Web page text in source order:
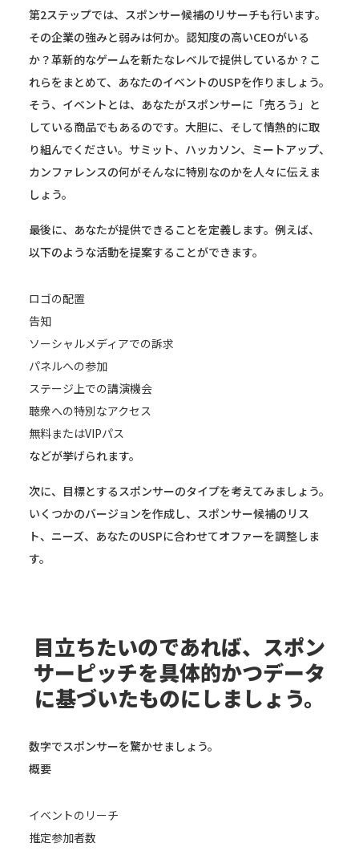
第2ステップでは、スポンサー候補のリサーチも行います。
その企業の強みと弱みは何か。認知度の高いCEOがいる
か？革新的なゲームを新たなレベルで提供しているか？こ
れらをまとめて、あなたのイベントのUSPを作りましょう。
そう、イベントとは、あなたがスポンサーに「売ろう」と
している商品でもあるのです。大胆に、そして情熱的に取
り組んでください。サミット、ハッカソン、ミートアップ、
カンファレンスの何がそんなに特別なのかを人々に伝えま
しょう。
最後に、あなたが提供できることを定義します。例えば、
以下のような活動を提案することができます。
ロゴの配置
告知
ソーシャルメディアでの訴求
パネルへの参加
ステージ上での講演機会
聴衆への特別なアクセス
無料またはVIPパス
などが挙げられます。
次に、目標とするスポンサーのタイプを考えてみましょう。
いくつかのバージョンを作成し、スポンサー候補のリス
ト、ニーズ、あなたのUSPに合わせてオファーを調整しま
す。
目立ちたいのであれば、スポン
サーピッチを具体的かつデータ
に基づいたものにしましょう。
数字でスポンサーを驚かせましょう。
概要
イベントのリーチ
推定参加者数